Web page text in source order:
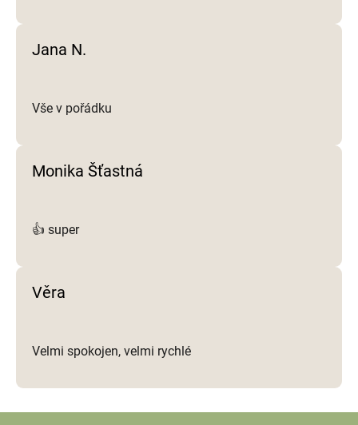
Jana N.
Vše v pořádku
Monika Šťastná
👍 super
Věra
Velmi spokojen, velmi rychlé